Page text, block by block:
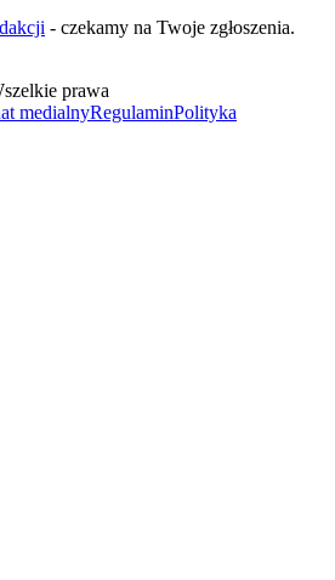
- czekamy na Twoje zgłoszenia.
prawa
medialnyRegulaminPolityka